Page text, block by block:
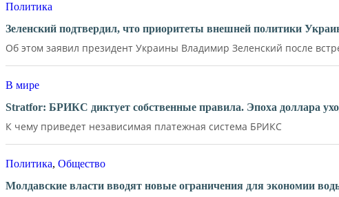
Политика
Зеленский подтвердил, что приоритеты внешней политики
Об этом заявил президент Украины Владимир Зеленский после
В мире
Stratfor: БРИКС диктует собственные правила. Эпоха доллара
К чему приведет независимая платежная система БРИКС
Политика, Общество
Молдавские власти вводят новые ограничения для экономии